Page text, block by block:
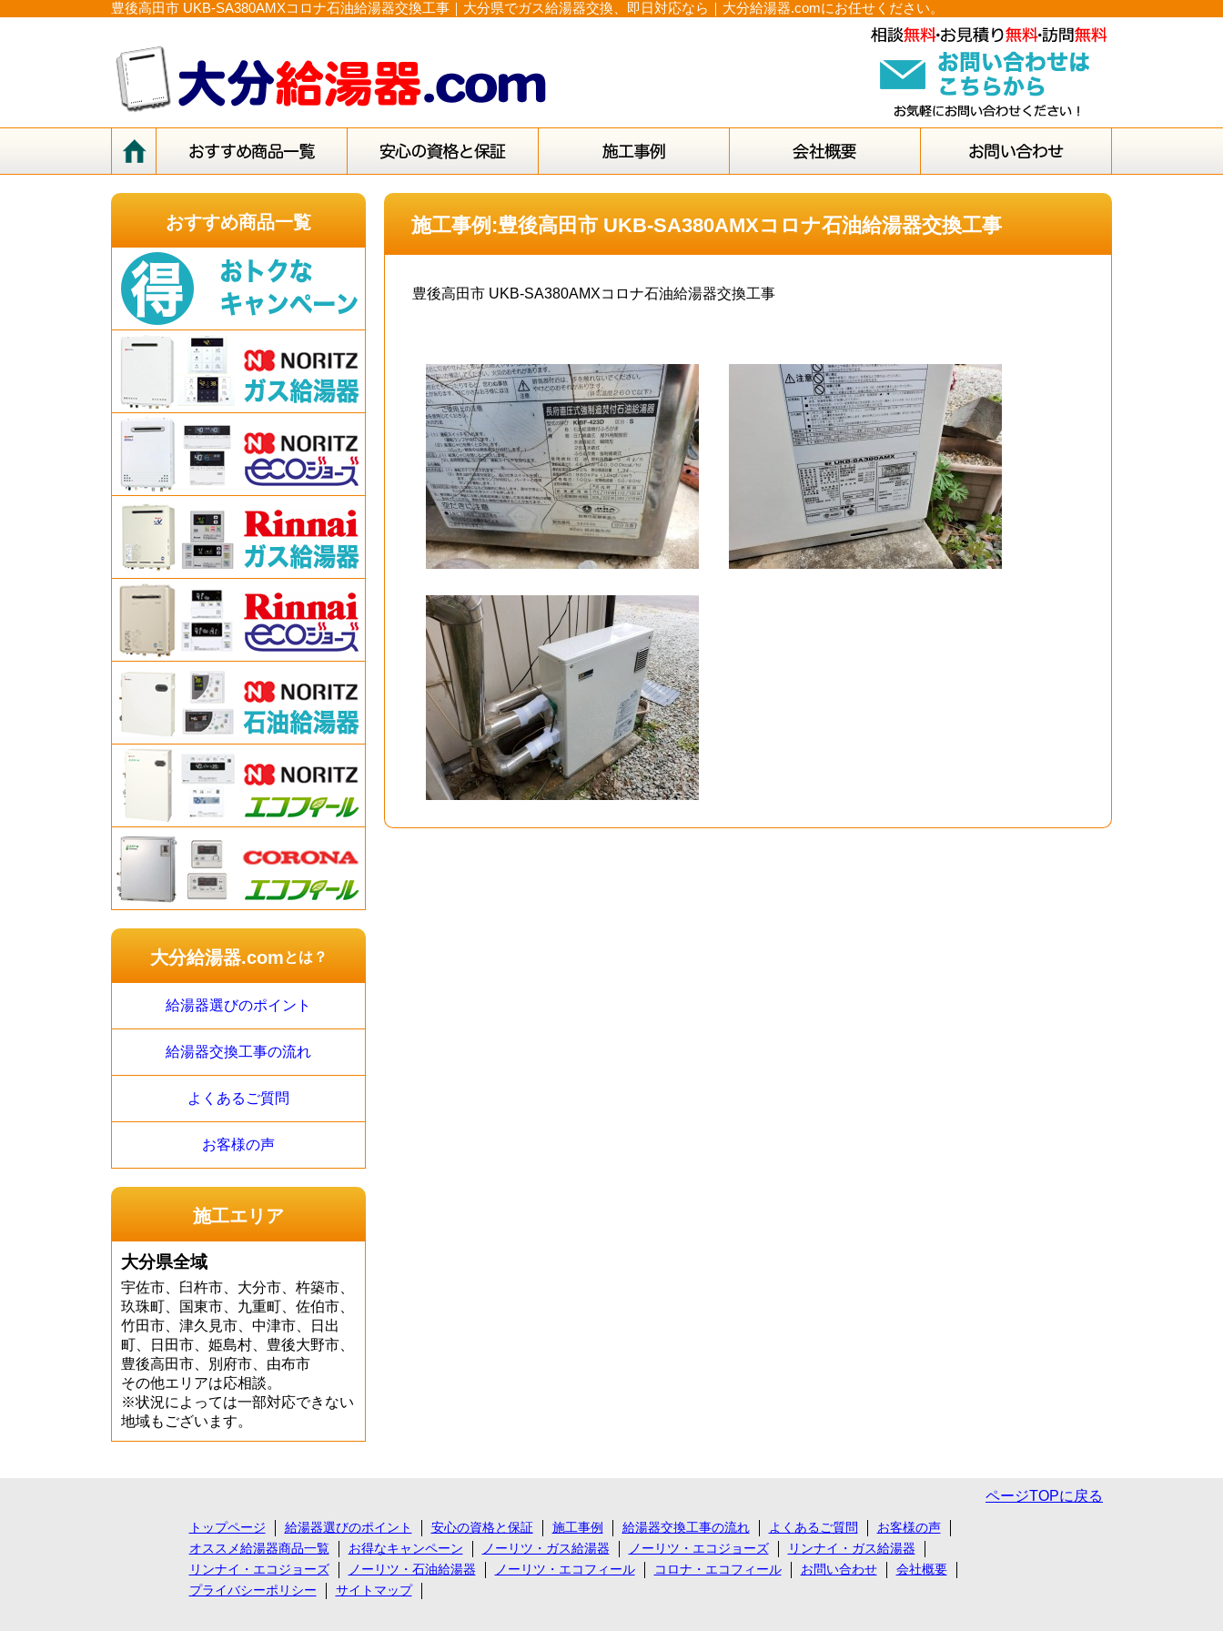
豊後高田市 UKB-SA380AMXコロナ石油給湯器交換工事｜大分県でガス給湯器交換、即日対応なら｜大分給湯器.comにお任せください。
施工事例:豊後高田市 UKB-SA380AMXコロナ石油給湯器交換工事
豊後高田市 UKB-SA380AMXコロナ石油給湯器交換工事
おすすめ商品一覧
大分給湯器.comとは？
給湯器選びのポイント
給湯器交換工事の流れ
よくあるご質問
お客様の声
施工エリア
大分県全域
宇佐市、臼杵市、大分市、杵築市、
玖珠町、国東市、九重町、佐伯市、
竹田市、津久見市、中津市、日出
町、日田市、姫島村、豊後大野市、
豊後高田市、別府市、由布市
その他エリアは応相談。
※状況によっては一部対応できない
地域もございます。
ページTOPに戻る
トップページ 給湯器選びのポイント 安心の資格と保証 施工事例 給湯器交換工事の流れ よくあるご質問
お客様の声
オススメ給湯器商品一覧
お得なキャンペーン ノーリツ・ガス給湯器 ノーリツ・エコジョーズ
リンナイ・ガス給湯器
リンナイ・エコジョーズ
ノーリツ・石油給湯器 ノーリツ・エコフィール コロナ・エコフィール お問い合わせ
会社概要
プライバシーポリシー
サイトマップ